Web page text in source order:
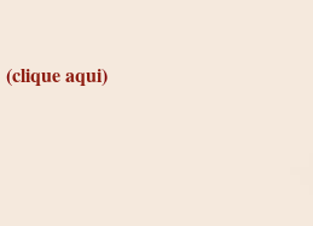
(clique aqui)